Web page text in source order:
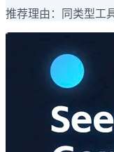
推荐理由： 同类型工